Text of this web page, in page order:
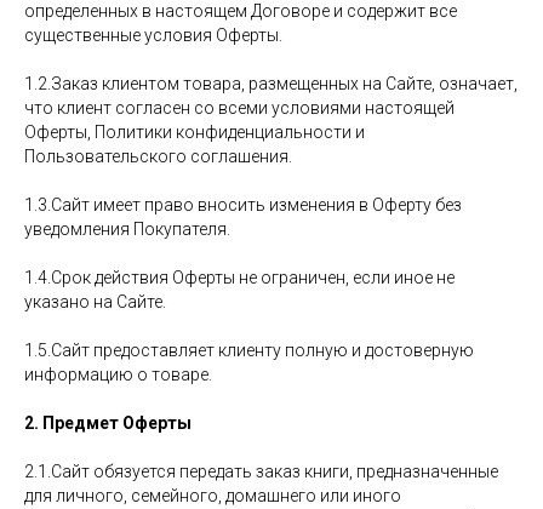
определенных в настоящем Договоре и содержит все
существенные условия Оферты.
1.2.Заказ клиентом товара, размещенных на Сайте, означает,
что клиент согласен со всеми условиями настоящей
Оферты, Политики конфиденциальности и
Пользовательского соглашения.
1.3.Сайт имеет право вносить изменения в Оферту без
уведомления Покупателя.
1.4.Срок действия Оферты не ограничен, если иное не
указано на Сайте.
1.5.Сайт предоставляет клиенту полную и достоверную
информацию о товаре.
2. Предмет Оферты
2.1.Сайт обязуется передать заказ книги, предназначенные
для личного, семейного, домашнего или иного